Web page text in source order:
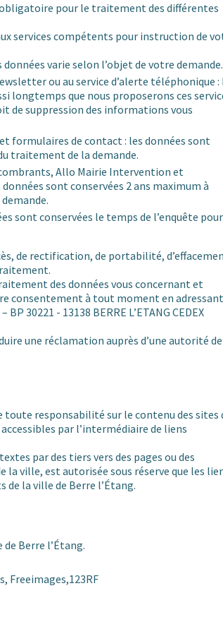
pour le traitement des différentes
services compétents pour instruction de
données varie selon l’objet de votre demande.
ou au service d’alerte téléphonique :
longtemps que nous proposerons ces
de suppression des informations vous
formulaires de contact : les données sont
traitement de la demande.
Allo Mairie Intervention et
sont conservées 2 ans maximum à
sont conservées le temps de l’enquête pour
de rectification, de portabilité,
des données vous concernant et
consentement à tout moment en
30221 - 13138 BERRE L’ETANG CEDEX
une réclamation auprès d’une autorité de
toute responsabilité sur le contenu des sites
par l’intermédiaire de liens
par des tiers vers des pages ou des
la ville, est autorisée sous réserve que les
la ville de Berre l’Étang.
Berre l’Étang.
Freeimages,123RF